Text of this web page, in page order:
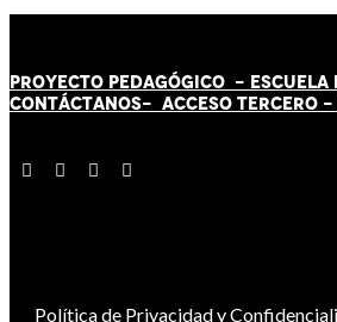
PROYECTO PEDAGÓGICO - ESCUELA
CONTÁCTANOS- ACCESO TERCERO -
Política de Privacidad y